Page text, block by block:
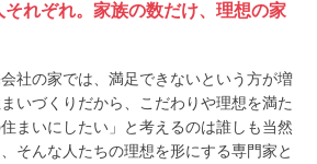
れぞれ。家族の数だけ、理想の家
社の家では、満足できないという方が増
いづくりだから、こだわりや理想を満た
まいにしたい」と考えるのは誰しも当然
そんな人たちの理想を形にする専門家と